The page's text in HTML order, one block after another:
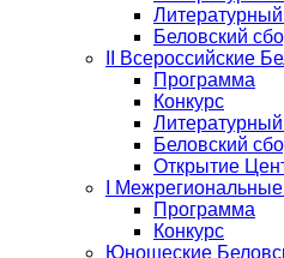
Беловский
II Всероссийские
Программа
Конкурс
Беловский
Открытие
I
Программа
Конкурс
Юношеские